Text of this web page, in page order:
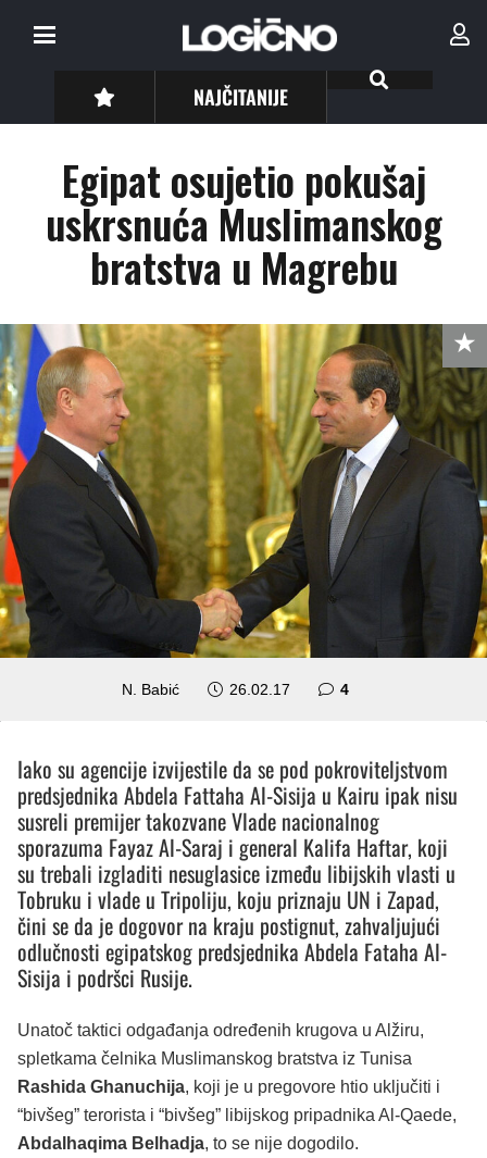
NAJČITANIJE
Egipat osujetio pokušaj
uskrsnuća Muslimanskog
bratstva u Magrebu
N. Babić 26.02.17 4komentara
Iako su agencije izvijestile da se pod pokroviteljstvom
predsjednika Abdela Fattaha Al-Sisija u Kairu ipak nisu
susreli premijer takozvane Vlade nacionalnog
sporazuma Fayaz Al-Saraj i general Kalifa Haftar, koji
su trebali izgladiti nesuglasice između libijskih vlasti u
Tobruku i vlade u Tripoliju, koju priznaju UN i Zapad,
čini se da je dogovor na kraju postignut, zahvaljujući
odlučnosti egipatskog predsjednika Abdela Fataha Al-
Sisija i podršci Rusije.
Unatoč taktici odgađanja određenih krugova u Alžiru,
spletkama čelnika Muslimanskog bratstva iz Tunisa
Rashida Ghanuchija, koji je u pregovore htio uključiti i
“bivšeg” terorista i “bivšeg” libijskog pripadnika Al-Qaede,
Abdalhaqima Belhadja, to se nije dogodilo.